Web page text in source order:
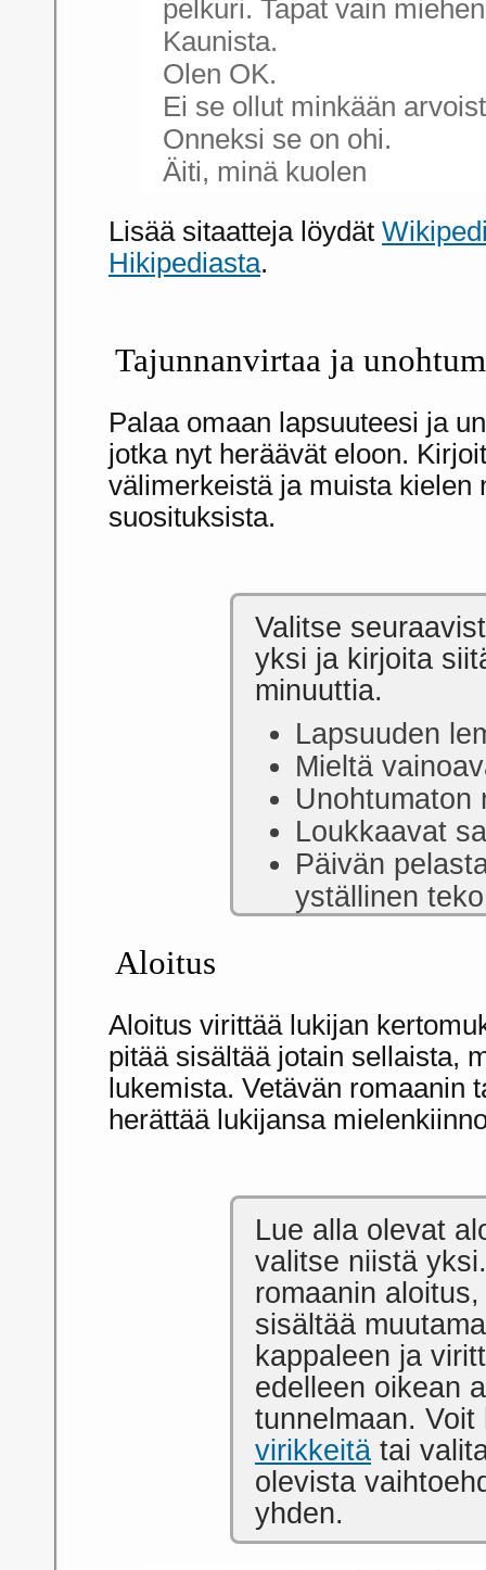
pelkuri. Tapat vain
Kaunista.
Olen OK.
Ei se ollut minkään
Onneksi se on ohi.
Äiti, minä kuolen
Lisää sitaatteja löydät
Hikipediasta.
Tajunnanvirtaa ja
Palaa omaan lapsuuteesi ja
jotka nyt heräävät eloon.
välimerkeistä ja muista kielen
suosituksista.
Valitse
yksi ja kirjoita
minuuttia.
Lapsuuden
Mieltä
Unohtumaton
Loukkaavat
Päivän
yställinen teko
Aloitus
Aloitus virittää lukijan
pitää sisältää jotain sellaista,
lukemista. Vetävän romaanin
herättää lukijansa
Lue alla olevat
valitse niistä
romaanin
sisältää
kappaleen ja
edelleen oikean
tunnelmaan. Voit
virikkeitä tai
olevista
yhden.